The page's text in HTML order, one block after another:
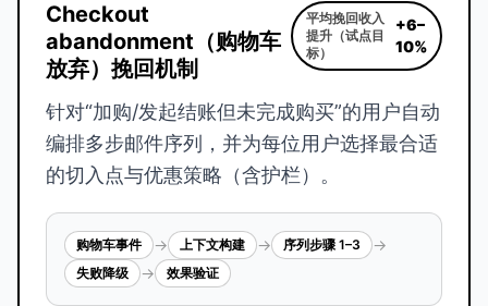
Checkout
abandonment（购物车
放弃）挽回机制
平均挽回收入
提升（试点目
标）
+6–
10%
针对“加购/发起结账但未完成购买”的用户自动
编排多步邮件序列，并为每位用户选择最合适
的切入点与优惠策略（含护栏）。
购物车事件 → 上下文构建 → 序列步骤 1–3 →
失败降级 → 效果验证